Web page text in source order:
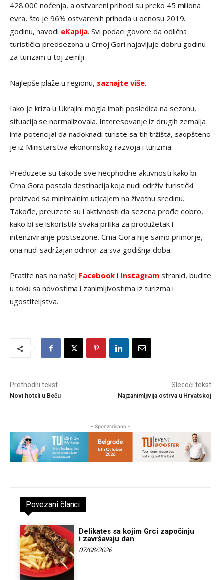
428.000 noćenja, a ostvareni prihodi su preko 45 miliona
evra, što je 96% ostvarenih prihoda u odnosu 2019.
godinu, navodi eKapija. Svi podaci govore da odlična
turistička predsezona u Crnoj Gori najavljuje dobru godinu
za turizam u toj zemlji.
Najlepše plaže u regionu, saznajte više.
Iako je kriza u Ukrajini mogla imati posledica na sezonu,
situacija se normalizovala. Interesovanje iz drugih zemalja
ima potencijal da nadoknadi turiste sa tih tržišta, saopšteno
je iz Ministarstva ekonomskog razvoja i turizma.
Preduzete su takođe sve neophodne aktivnosti kako bi
Crna Gora postala destinacija koja nudi održiv turistički
proizvod sa minimalnim uticajem na životnu sredinu.
Takođe, preuzete su i aktivnosti da sezona prođe dobro,
kako bi se iskoristila svaka prilika za produžetak i
intenziviranje postsezone. Crna Gora nije samo primorje,
ona nudi sadržajan odmor za sva godišnja doba.
Pratite nas na našoj Facebook i Instagram stranici, budite
u toku sa novostima i zanimljivostima iz turizma i
ugostiteljstva.
Prethodni tekst
Novi hoteli u Beču
Sledeći tekst
Najzanimljivija ostrva u Hrvatskoj
- Sponzorisano -
Povezani članci
Delikates sa kojim Grci započinju
i završavaju dan
07/08/2026